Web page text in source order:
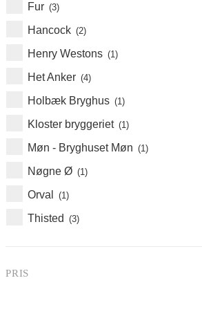
Fur (3)
Hancock (2)
Henry Westons (1)
Het Anker (4)
Holbæk Bryghus (1)
Kloster bryggeriet (1)
Møn - Bryghuset Møn (1)
Nøgne Ø (1)
Orval (1)
Thisted (3)
PRIS